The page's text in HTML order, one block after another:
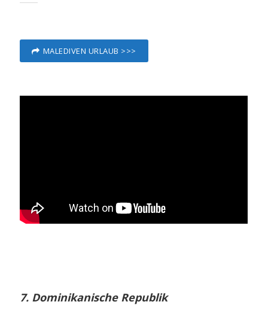
MALEDIVEN URLAUB >>>
7. Dominikanische Republik